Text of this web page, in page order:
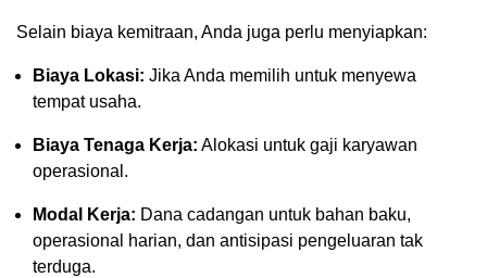
Selain biaya kemitraan, Anda juga perlu menyiapkan:
Biaya Lokasi: Jika Anda memilih untuk menyewa
tempat usaha.
Biaya Tenaga Kerja: Alokasi untuk gaji karyawan
operasional.
Modal Kerja: Dana cadangan untuk bahan baku,
operasional harian, dan antisipasi pengeluaran tak
terduga.